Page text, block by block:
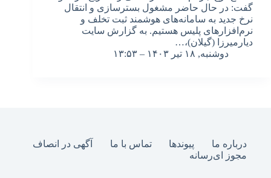
گفت: در حال حاضر مشغول بسترسازی و انتقال
نرخ جدید به سامانه‌های هوشمند ثبت تخلف و
نرم‌افزارهای پلیس هستیم. به گزارش سایت
دیارمیرزا (گیلان)،…
دوشنبه, ۱۸ تیر ۱۴۰۳ – ۱۳:۵۳
درباره ما پیوندها تماس با ما
آگهی در انصاف
مجوز ای‌رسانه